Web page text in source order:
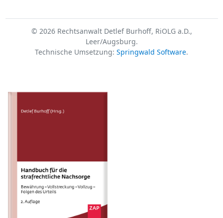
© 2026 Rechtsanwalt Detlef Burhoff, RiOLG a.D.,
Leer/Augsburg.
Technische Umsetzung: Springwald Software.